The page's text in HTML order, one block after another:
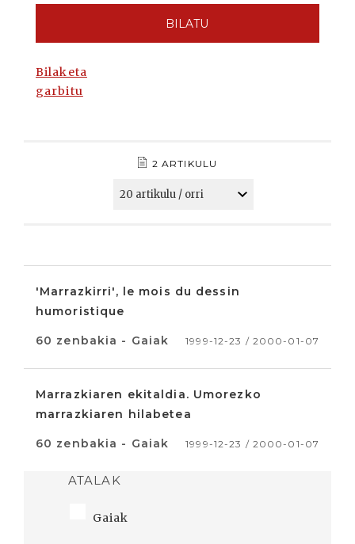
BILATU
Bilaketa
garbitu
2 ARTIKULU
'Marrazkirri', le mois du dessin
humoristique
60 zenbakia - Gaiak 1999-12-23 / 2000-01-07
Marrazkiaren ekitaldia. Umorezko
marrazkiaren hilabetea
60 zenbakia - Gaiak 1999-12-23 / 2000-01-07
ATALAK
Gaiak